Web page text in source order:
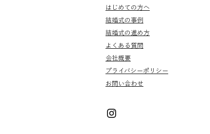
Japan Destination Wedding:
Celebrate Your Love Through
Japanese Traditions
はじめての方へ
結婚式の事例
結婚式の進め方
よくある質問
会社概要
プライバシー​​ポリシー
お問い合わせ